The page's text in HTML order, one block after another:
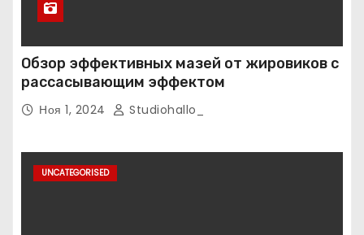
Обзор эффективных мазей от жировиков с
рассасывающим эффектом
Ноя 1, 2024 Studiohallo_
UNCATEGORISED